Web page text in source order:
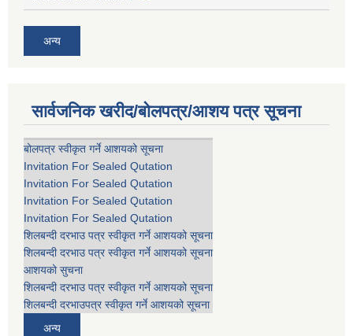
अन्य
सार्वजनिक खरीद/बोलपत्र/आशय पत्र सूचना
बोलपत्र स्वीकृत गर्ने आशयको सूचना
Invitation For Sealed Qutation
Invitation For Sealed Qutation
Invitation For Sealed Qutation
Invitation For Sealed Qutation
शिलबन्दी दरभाउ पत्र स्वीकृत गर्ने आशयको सूचना
शिलबन्दी दरभाउ पत्र स्वीकृत गर्ने आशयको सूचना
आशयको सुचना
शिलबन्दी दरभाउ पत्र स्वीकृत गर्ने आशयको सूचना
शिलबन्दी दरभाउपत्र स्वीकृत गर्ने आशयको सूचना
अन्य